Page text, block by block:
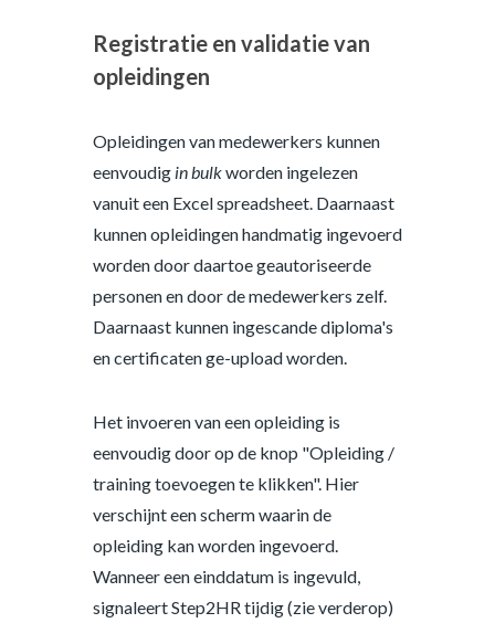
Registratie en validatie van
opleidingen
Opleidingen van medewerkers kunnen
eenvoudig in bulkworden ingelezen
vanuit een Excel spreadsheet. Daarnaast
kunnen opleidingen handmatig ingevoerd
worden door daartoe geautoriseerde
personen en door de medewerkers zelf.
Daarnaast kunnen ingescande diploma's
en certificaten ge-upload worden.
Het invoeren van een opleiding is
eenvoudig door op de knop "Opleiding /
training toevoegen te klikken". Hier
verschijnt een scherm waarin de
opleiding kan worden ingevoerd.
Wanneer een einddatum is ingevuld,
signaleert Step2HR tijdig (zie verderop)